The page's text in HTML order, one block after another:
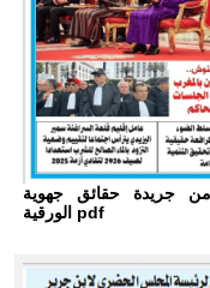
العدد 347 من جريدة حقائق جهوية
الورقية pdf